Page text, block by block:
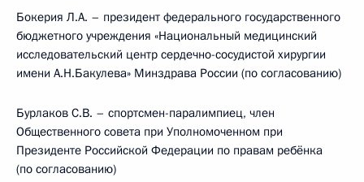
Бокерия Л.А. – президент федерального государственного
бюджетного учреждения «Национальный медицинский
исследовательский центр сердечно-сосудистой хирургии
имени А.Н.Бакулева» Минздрава России (по согласованию)
Бурлаков С.В. – спортсмен-паралимпиец, член
Общественного совета при Уполномоченном при
Президенте Российской Федерации по правам ребёнка
(по согласованию)